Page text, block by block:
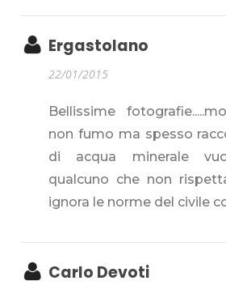
Ergastolano
22/01/2015
Bellissime
non fumo ma spesso
di acqua minerale
qualcuno che non
ignora le norme del civile
Carlo Devoti